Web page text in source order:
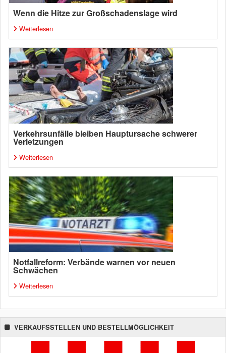
Wenn die Hitze zur Großschadenslage wird
Weiterlesen
Verkehrsunfälle bleiben Hauptursache schwerer
Verletzungen
Weiterlesen
Notfallreform: Verbände warnen vor neuen
Schwächen
Weiterlesen
VERKAUFSSTELLEN UND BESTELLMÖGLICHKEIT